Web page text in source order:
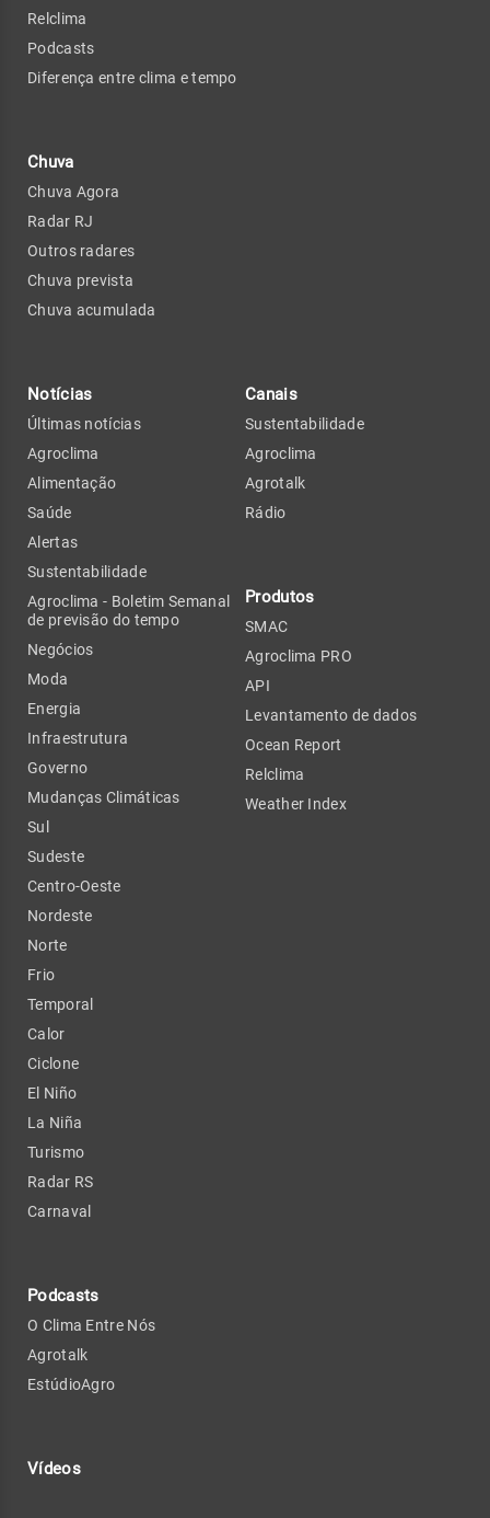
Relclima
Podcasts
Diferença entre clima e tempo
Chuva
Chuva Agora
Radar RJ
Outros radares
Chuva prevista
Chuva acumulada
Notícias
Últimas notícias
Agroclima
Alimentação
Saúde
Alertas
Sustentabilidade
Agroclima - Boletim Semanal
de previsão do tempo
Negócios
Moda
Energia
Infraestrutura
Governo
Mudanças Climáticas
Sul
Sudeste
Centro-Oeste
Nordeste
Norte
Frio
Temporal
Calor
Ciclone
El Niño
La Niña
Turismo
Radar RS
Carnaval
Podcasts
O Clima Entre Nós
Agrotalk
EstúdioAgro
Vídeos
Canais
Sustentabilidade
Agroclima
Agrotalk
Rádio
Produtos
SMAC
Agroclima PRO
API
Levantamento de dados
Ocean Report
Relclima
Weather Index